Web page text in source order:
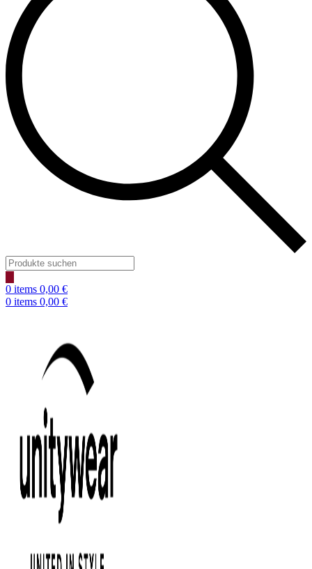
Products
search
0 items 0,00 €
0 items 0,00 €